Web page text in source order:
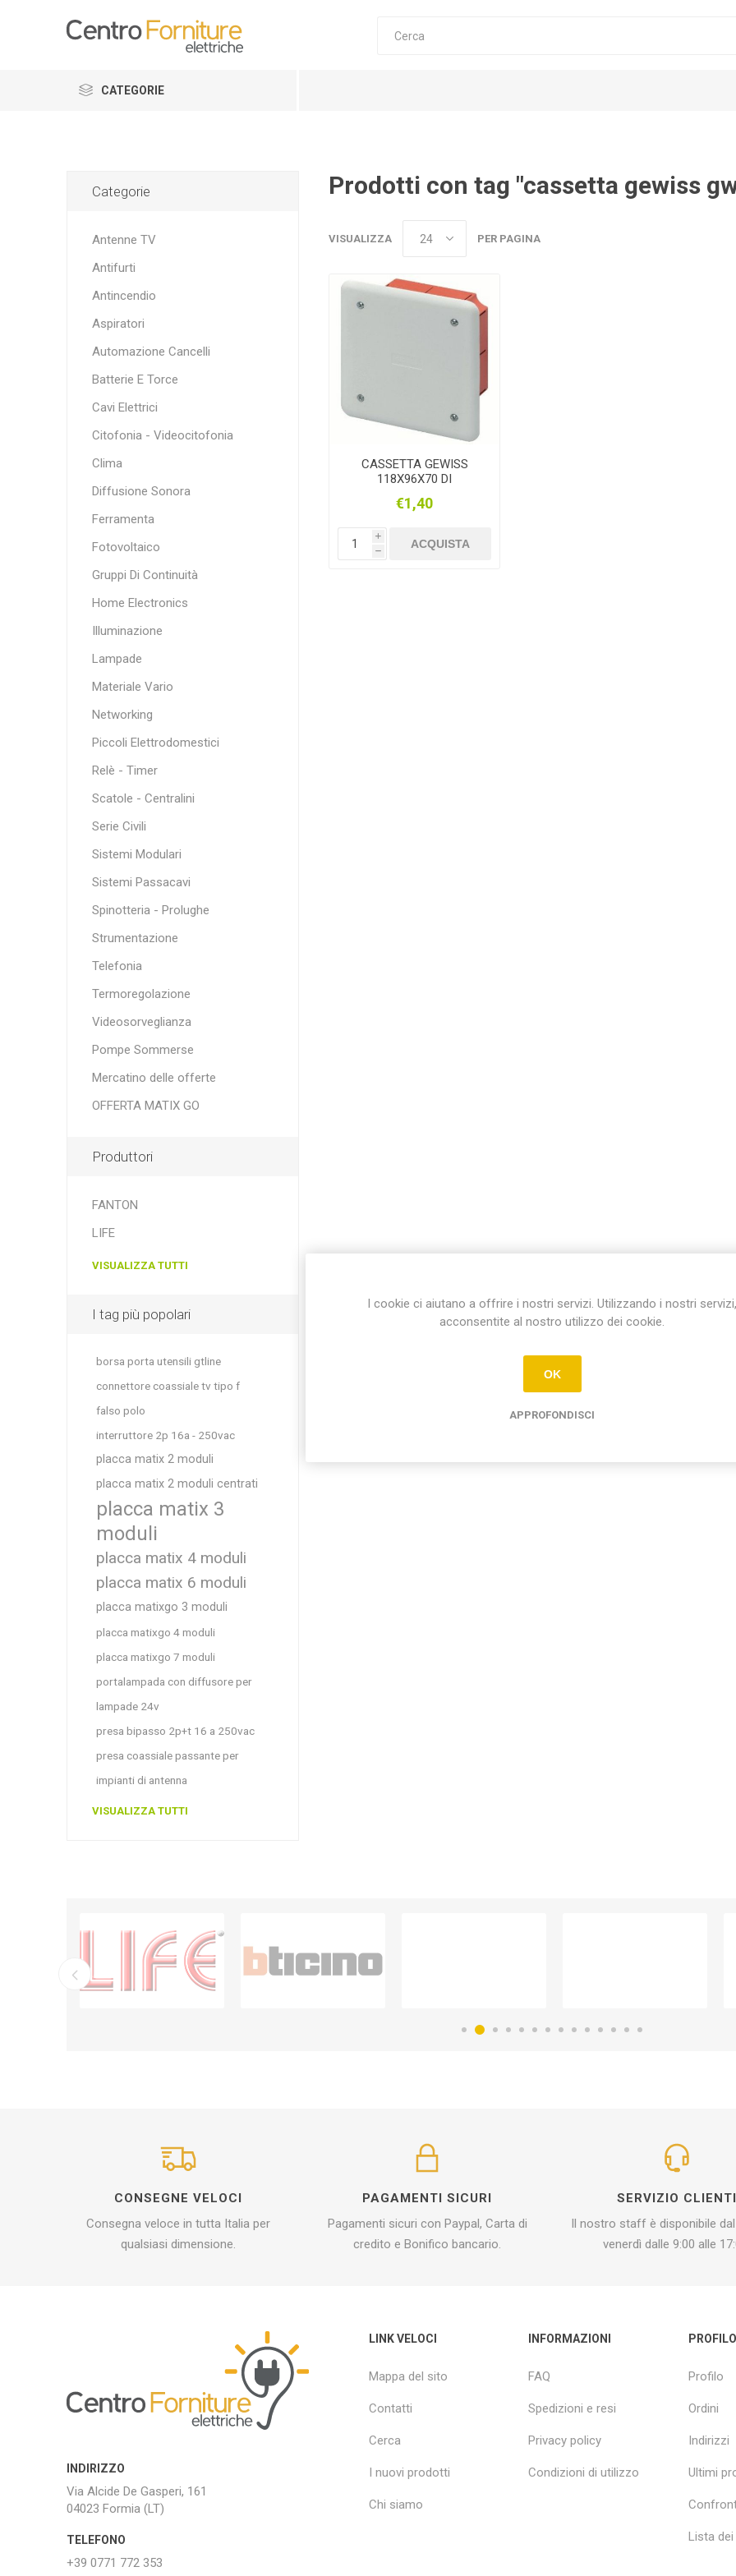
CATEGORIE
Prodotti con tag "cassetta gewiss
VISUALIZZA PER PAGINA
CASSETTA GEWISS
118X96X70 DI
CONNESSIONE
€1,40
i
h
ACQUISTA
Categorie
Antenne TV
Antifurti
Antincendio
Aspiratori
Automazione Cancelli
Batterie E Torce
Cavi Elettrici
Citofonia - Videocitofonia
Clima
Diffusione Sonora
Ferramenta
Fotovoltaico
Gruppi Di Continuità
Home Electronics
Illuminazione
Lampade
Materiale Vario
Networking
Piccoli Elettrodomestici
Relè - Timer
Scatole - Centralini
Serie Civili
Sistemi Modulari
Sistemi Passacavi
Spinotteria - Prolughe
Strumentazione
Telefonia
Termoregolazione
Videosorveglianza
Pompe Sommerse
Mercatino delle offerte
OFFERTA MATIX GO
Produttori
FANTON
LIFE
VISUALIZZA TUTTI
I tag più popolari
borsa porta utensili gtline
connettore coassiale tv tipo f
falso polo
interruttore 2p 16a - 250vac
placca matix 2 moduli
placca matix 2 moduli centrati
placca matix 3
moduli
placca matix 4 moduli
placca matix 6 moduli
placca matixgo 3 moduli
placca matixgo 4 moduli
placca matixgo 7 moduli
portalampada con diffusore per
lampade 24v
presa bipasso 2p+t 16 a 250vac
presa coassiale passante per
impianti di antenna
VISUALIZZA TUTTI
CONSEGNE VELOCI
Consegna veloce in tutta Italia per
qualsiasi dimensione.
PAGAMENTI SICURI
Pagamenti sicuri con Paypal, Carta di
credito e Bonifico bancario.
SERVIZIO CLIENTI
Il nostro staff è disponibile
venerdì dalle 9:00 alle
INDIRIZZO
Via Alcide De Gasperi, 161
04023 Formia (LT)
TELEFONO
+39 0771 772 353
LINK VELOCI
Mappa del sito
Contatti
Cerca
I nuovi prodotti
Chi siamo
INFORMAZIONI
FAQ
Spedizioni e resi
Privacy policy
Condizioni di utilizzo
PROFILO
Profilo
Ordini
Indirizzi
Ultimi
Lista
I cookie ci aiutano a offrire i nostri servizi. Utilizzando i nostri servizi,
acconsentite al nostro utilizzo dei cookie.
OK
APPROFONDISCI